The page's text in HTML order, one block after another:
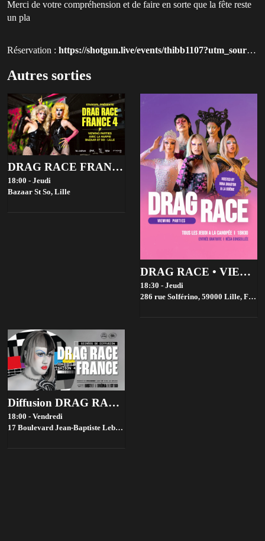
Merci de votre compréhension et de faire en sorte que la fête reste
un pla
Réservation : https://shotgun.live/events/thibb1107?utm_source=qluvis-com
Autres sorties
DRAG RACE FRANCE 4 VIEWING PARTIES - BAZAAR ST SO, LILLE
18:00 - Jeudi
Bazaar St So, Lille
DRAG RACE • VIEWING PARTIES • GRATUIT
18:30 - Jeudi
286 rue Solférino, 59000 Lille, France,
Diffusion DRAG RACE FRANCE saison 4 @ Bistrot ST SO by la House of Jambon Beurre
18:00 - Vendredi
17 Boulevard Jean-Baptiste Lebas, 59000 Lille, France,